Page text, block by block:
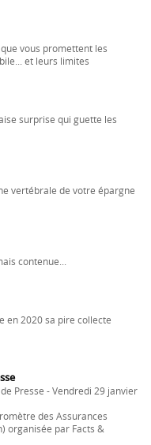
vous promettent les
et leurs limites
surprise qui guette les
vertébrale de votre épargne
contenue...
en 2020 sa pire collecte
Presse - Vendredi 29 janvier
des Assurances
organisée par Facts &